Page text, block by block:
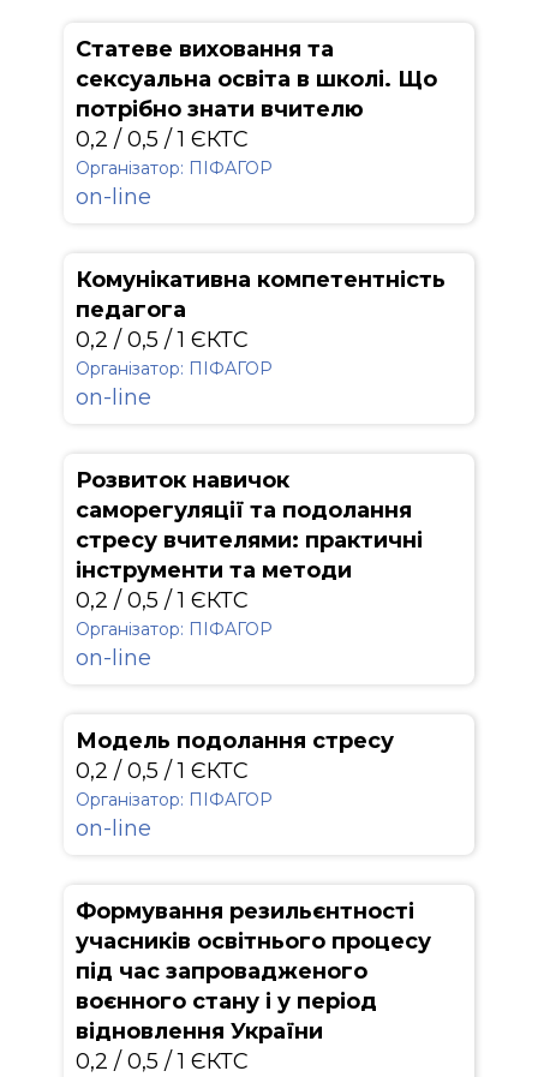
Статеве виховання та
сексуальна освіта в школі. Що
потрібно знати вчителю
0,2 / 0,5 / 1 ЄКТС
Організатор: ПІФАГОР
on-line
Комунікативна компетентність
педагога
0,2 / 0,5 / 1 ЄКТС
Організатор: ПІФАГОР
on-line
Розвиток навичок
саморегуляції та подолання
стресу вчителями: практичні
інструменти та методи
0,2 / 0,5 / 1 ЄКТС
Організатор: ПІФАГОР
on-line
Модель подолання стресу
0,2 / 0,5 / 1 ЄКТС
Організатор: ПІФАГОР
on-line
Формування резильєнтності
учасників освітнього процесу
під час запровадженого
воєнного стану і у період
відновлення України
0,2 / 0,5 / 1 ЄКТС